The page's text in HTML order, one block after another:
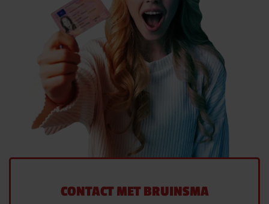
CONTACT MET BRUINSMA